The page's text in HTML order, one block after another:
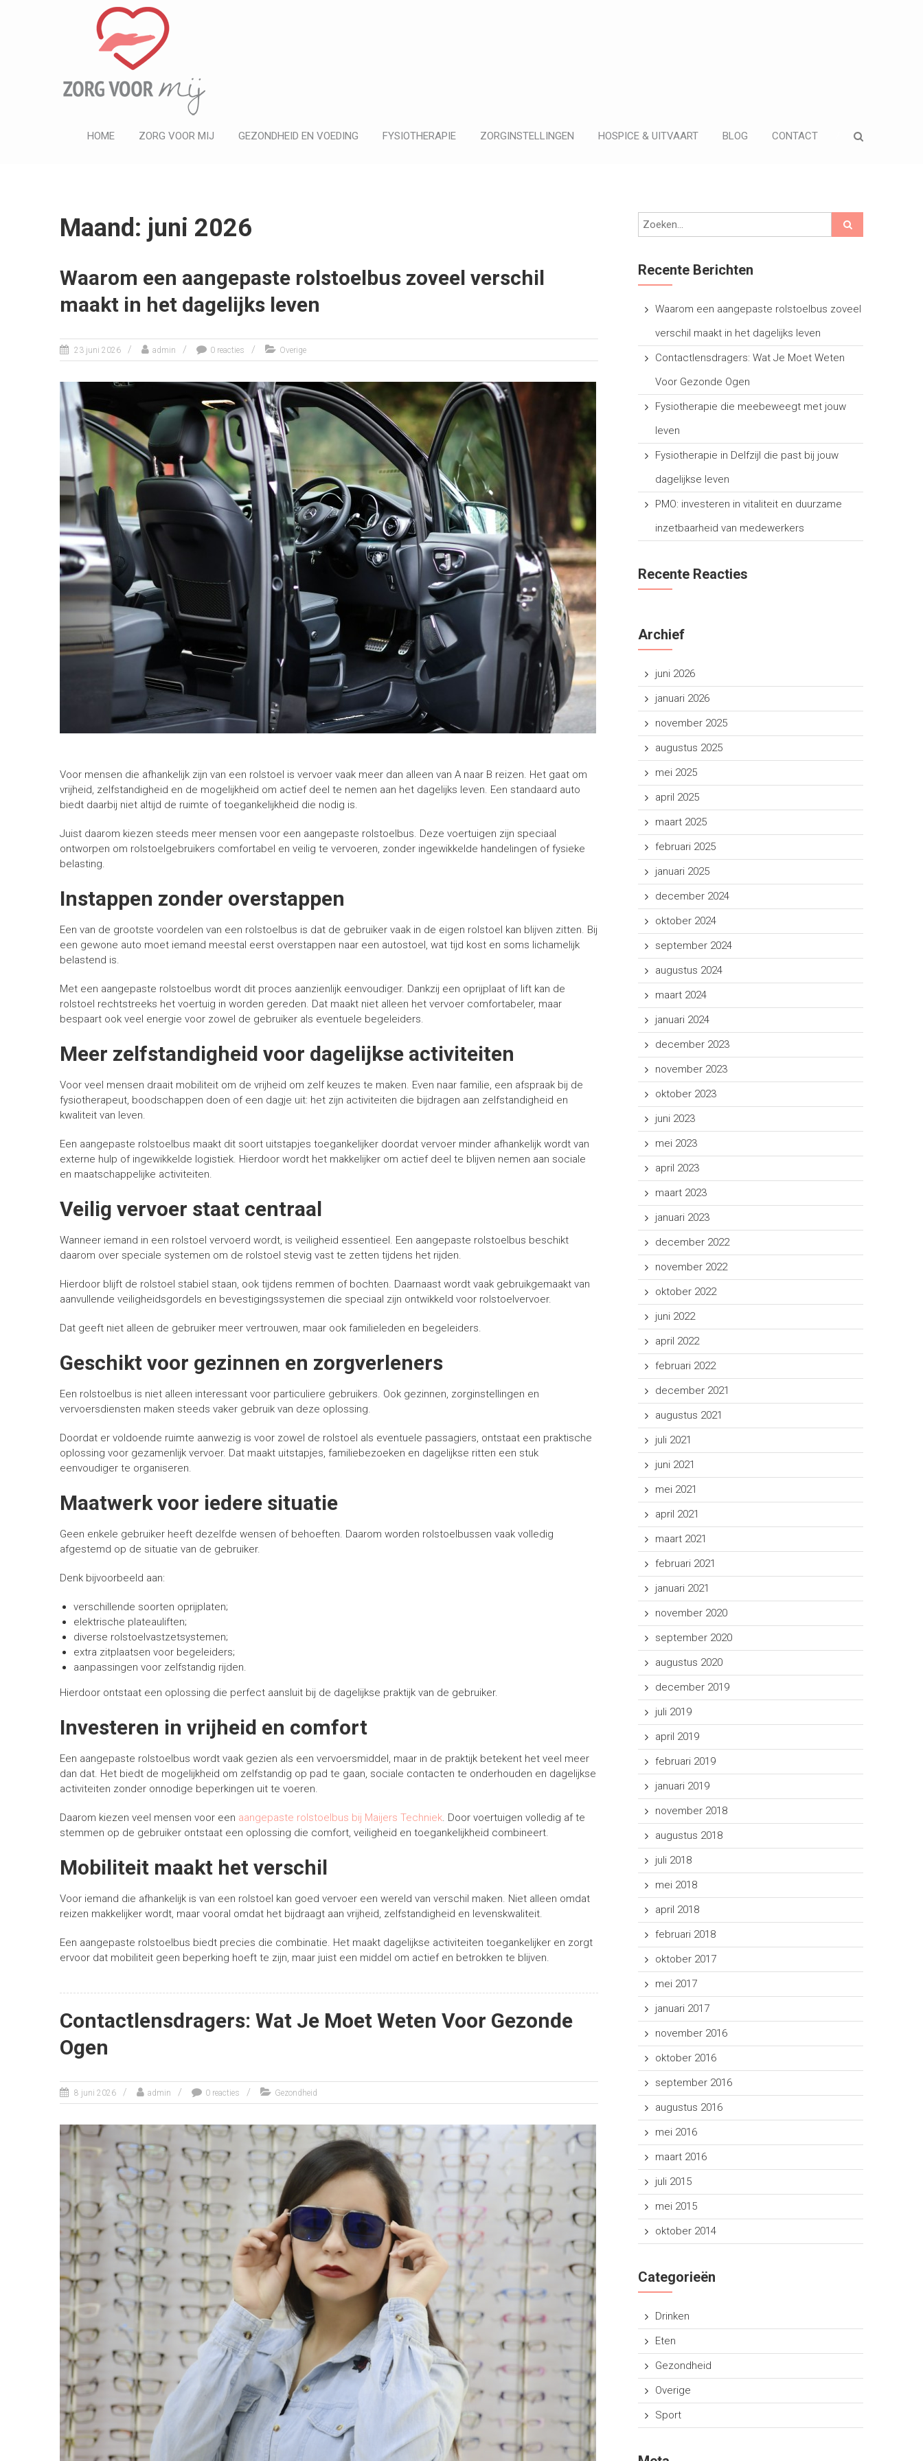
ZORG VOOR MIJ
HOME ZORG VOOR MIJ GEZONDHEID EN VOEDING FYSIOTHERAPIE ZORGINSTELLINGEN HOSPICE & UITVAART BLOG CONTACT
Maand: juni 2026
Waarom een aangepaste rolstoelbus zoveel verschil
maakt in het dagelijks leven
23 juni 2026 admin 0 reacties Overige
Voor mensen die afhankelijk zijn van een rolstoel is vervoer vaak meer dan alleen van A naar B reizen. Het gaat om
vrijheid, zelfstandigheid en de mogelijkheid om actief deel te nemen aan het dagelijks leven. Een standaard auto
biedt daarbij niet altijd de ruimte of toegankelijkheid die nodig is.
Juist daarom kiezen steeds meer mensen voor een aangepaste rolstoelbus. Deze voertuigen zijn speciaal
ontworpen om rolstoelgebruikers comfortabel en veilig te vervoeren, zonder ingewikkelde handelingen of fysieke
belasting.
Instappen zonder overstappen
Een van de grootste voordelen van een rolstoelbus is dat de gebruiker vaak in de eigen rolstoel kan blijven zitten. Bij
een gewone auto moet iemand meestal eerst overstappen naar een autostoel, wat tijd kost en soms lichamelijk
belastend is.
Met een aangepaste rolstoelbus wordt dit proces aanzienlijk eenvoudiger. Dankzij een oprijplaat of lift kan de
rolstoel rechtstreeks het voertuig in worden gereden. Dat maakt niet alleen het vervoer comfortabeler, maar
bespaart ook veel energie voor zowel de gebruiker als eventuele begeleiders.
Meer zelfstandigheid voor dagelijkse activiteiten
Voor veel mensen draait mobiliteit om de vrijheid om zelf keuzes te maken. Even naar familie, een afspraak bij de
fysiotherapeut, boodschappen doen of een dagje uit: het zijn activiteiten die bijdragen aan zelfstandigheid en
kwaliteit van leven.
Een aangepaste rolstoelbus maakt dit soort uitstapjes toegankelijker doordat vervoer minder afhankelijk wordt van
externe hulp of ingewikkelde logistiek. Hierdoor wordt het makkelijker om actief deel te blijven nemen aan sociale
en maatschappelijke activiteiten.
Veilig vervoer staat centraal
Wanneer iemand in een rolstoel vervoerd wordt, is veiligheid essentieel. Een aangepaste rolstoelbus beschikt
daarom over speciale systemen om de rolstoel stevig vast te zetten tijdens het rijden.
Hierdoor blijft de rolstoel stabiel staan, ook tijdens remmen of bochten. Daarnaast wordt vaak gebruikgemaakt van
aanvullende veiligheidsgordels en bevestigingssystemen die speciaal zijn ontwikkeld voor rolstoelvervoer.
Dat geeft niet alleen de gebruiker meer vertrouwen, maar ook familieleden en begeleiders.
Geschikt voor gezinnen en zorgverleners
Een rolstoelbus is niet alleen interessant voor particuliere gebruikers. Ook gezinnen, zorginstellingen en
vervoersdiensten maken steeds vaker gebruik van deze oplossing.
Doordat er voldoende ruimte aanwezig is voor zowel de rolstoel als eventuele passagiers, ontstaat een praktische
oplossing voor gezamenlijk vervoer. Dat maakt uitstapjes, familiebezoeken en dagelijkse ritten een stuk
eenvoudiger te organiseren.
Maatwerk voor iedere situatie
Geen enkele gebruiker heeft dezelfde wensen of behoeften. Daarom worden rolstoelbussen vaak volledig
afgestemd op de situatie van de gebruiker.
Denk bijvoorbeeld aan:
verschillende soorten oprijplaten;
elektrische plateauliften;
diverse rolstoelvastzetsystemen;
extra zitplaatsen voor begeleiders;
aanpassingen voor zelfstandig rijden.
Hierdoor ontstaat een oplossing die perfect aansluit bij de dagelijkse praktijk van de gebruiker.
Investeren in vrijheid en comfort
Een aangepaste rolstoelbus wordt vaak gezien als een vervoersmiddel, maar in de praktijk betekent het veel meer
dan dat. Het biedt de mogelijkheid om zelfstandig op pad te gaan, sociale contacten te onderhouden en dagelijkse
activiteiten zonder onnodige beperkingen uit te voeren.
Daarom kiezen veel mensen voor een aangepaste rolstoelbus bij Maijers Techniek. Door voertuigen volledig af te
stemmen op de gebruiker ontstaat een oplossing die comfort, veiligheid en toegankelijkheid combineert.
Mobiliteit maakt het verschil
Voor iemand die afhankelijk is van een rolstoel kan goed vervoer een wereld van verschil maken. Niet alleen omdat
reizen makkelijker wordt, maar vooral omdat het bijdraagt aan vrijheid, zelfstandigheid en levenskwaliteit.
Een aangepaste rolstoelbus biedt precies die combinatie. Het maakt dagelijkse activiteiten toegankelijker en zorgt
ervoor dat mobiliteit geen beperking hoeft te zijn, maar juist een middel om actief en betrokken te blijven.
Contactlensdragers: Wat Je Moet Weten Voor Gezonde
Ogen
8 juni 2026 admin 0 reacties Gezondheid
Recente Berichten
Waarom een aangepaste rolstoelbus zoveel
verschil maakt in het dagelijks leven
Contactlensdragers: Wat Je Moet Weten
Voor Gezonde Ogen
Fysiotherapie die meebeweegt met jouw
leven
Fysiotherapie in Delfzijl die past bij jouw
dagelijkse leven
PMO: investeren in vitaliteit en duurzame
inzetbaarheid van medewerkers
Recente Reacties
Archief
juni 2026
januari 2026
november 2025
augustus 2025
mei 2025
april 2025
maart 2025
februari 2025
januari 2025
december 2024
oktober 2024
september 2024
augustus 2024
maart 2024
januari 2024
december 2023
november 2023
oktober 2023
juni 2023
mei 2023
april 2023
maart 2023
januari 2023
december 2022
november 2022
oktober 2022
juni 2022
april 2022
februari 2022
december 2021
augustus 2021
juli 2021
juni 2021
mei 2021
april 2021
maart 2021
februari 2021
januari 2021
november 2020
september 2020
augustus 2020
december 2019
juli 2019
april 2019
februari 2019
januari 2019
november 2018
augustus 2018
juli 2018
mei 2018
april 2018
februari 2018
oktober 2017
mei 2017
januari 2017
november 2016
oktober 2016
september 2016
augustus 2016
mei 2016
maart 2016
juli 2015
mei 2015
oktober 2014
Categorieën
Drinken
Eten
Gezondheid
Overige
Sport